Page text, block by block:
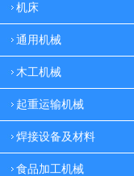
机床
通用机械
木工机械
起重运输机械
焊接设备及材料
食品加工机械